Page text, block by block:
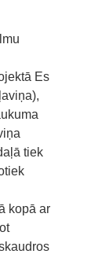
Es
tiek
kopā ar